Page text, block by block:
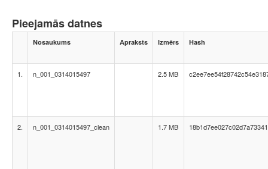
Pieejamās datnes
Nosaukums Apraksts Izmērs Hash
1. n_001_0314015497 2.5 MB
2. n_001_0314015497_clean 1.7 MB